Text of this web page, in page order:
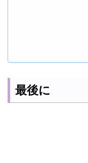
最後に